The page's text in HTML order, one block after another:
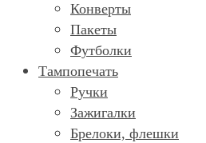
Конверты
Пакеты
Футболки
Тампопечать
Ручки
Зажигалки
Брелоки, флешки